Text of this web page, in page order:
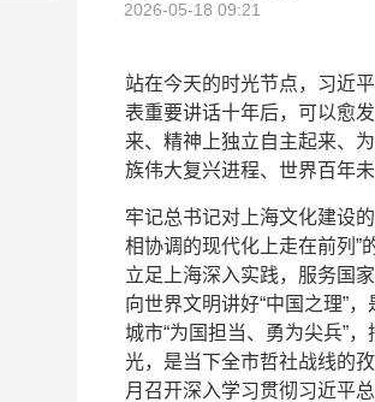
2026-05-18 09:21
站在今天的时光节点，习近
表重要讲话十年后，可以愈
来、精神上独立自主起来、
族伟大复兴进程、世界百年
牢记总书记对上海文化建设
相协调的现代化上走在前列”
立足上海深入实践，服务国
向世界文明讲好“中国之理”
城市“为国担当、勇为尖兵”
光，是当下全市哲社战线的
月召开深入学习贯彻习近平